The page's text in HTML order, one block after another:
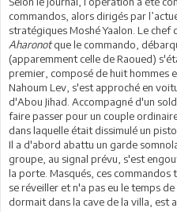
commandos, alors dirigés par
stratégiques Moshé Yaalon. Le chef
Aharonotque le commando,
(apparemment celle de Raoued)
premier, composé de huit hommes
Nahoum Lev, s'est approché en
d'Abou Jihad. Accompagné d'un
faire passer pour un couple
dans laquelle était dissimulé un
Il a d'abord abattu un garde
groupe, au signal prévu, s'est
la porte. Masqués, ces
se réveiller et n'a pas eu le temps
dormait dans la cave de la villa, est